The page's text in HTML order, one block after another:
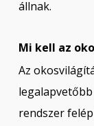
állnak.
Mi kell az
Az
rendszer